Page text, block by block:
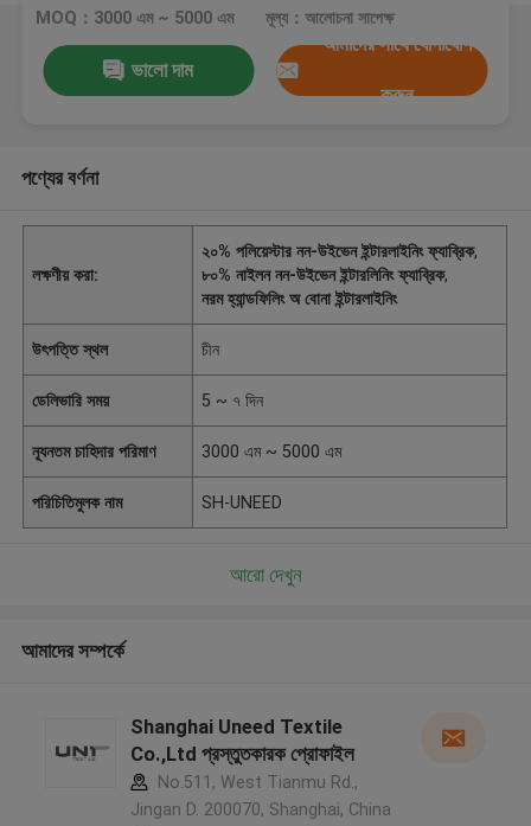
MOQ：3000 এম ~ 5000 এম মূল্য：আলোচনা সাপেক্ষ
ভালো দাম
আমাদের সাথে যোগাযোগ
করুন
পণ্যের বর্ণনা
লক্ষণীয় করা:
২০% পলিয়েস্টার নন-উইভেন ইন্টারলাইনিং ফ্যাব্রিক,
৮০% নাইলন নন-উইভেন ইন্টারলিনিং ফ্যাব্রিক,
নরম হ্যান্ডফিলিং অ বোনা ইন্টারলাইনিং
উৎপত্তি স্থল চীন
ডেলিভারি সময় 5 ~ ৭ দিন
ন্যূনতম চাহিদার পরিমাণ 3000 এম ~ 5000 এম
পরিচিতিমুলক নাম SH-UNEED
আরো দেখুন
আমাদের সম্পর্কে
Shanghai Uneed Textile
Co.,Ltd প্রস্তুতকারক প্রোফাইল
No.511, West Tianmu Rd.,
Jingan D. 200070, Shanghai, China